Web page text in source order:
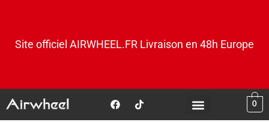
Site officiel AIRWHEEL.FR Livraison en 48h Europe
0